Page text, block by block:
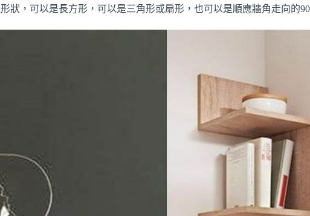
狀，可以是長方形，可以是三角形或扇形，也可以是順應牆角走向的